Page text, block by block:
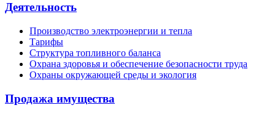
Деятельность
Производство электроэнергии и тепла
Тарифы
Структура топливного баланса
Охрана здоровья и обеспечение безопасности труда
Охраны окружающей среды и экология
Продажа имущества